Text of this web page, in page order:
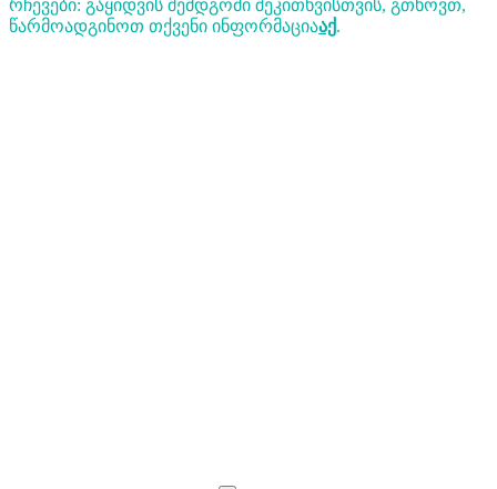
რჩევები: გაყიდვის შემდგომი შეკითხვისთვის, გთხოვთ,
წარმოადგინოთ თქვენი ინფორმაციააქ.